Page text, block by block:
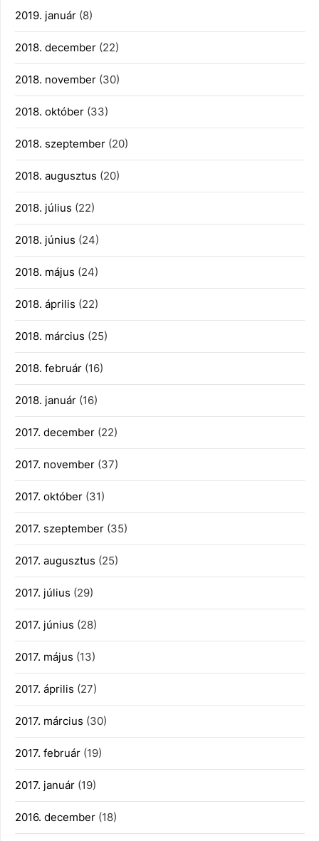
2019. január (8)
2018. december (22)
2018. november (30)
2018. október (33)
2018. szeptember (20)
2018. augusztus (20)
2018. július (22)
2018. június (24)
2018. május (24)
2018. április (22)
2018. március (25)
2018. február (16)
2018. január (16)
2017. december (22)
2017. november (37)
2017. október (31)
2017. szeptember (35)
2017. augusztus (25)
2017. július (29)
2017. június (28)
2017. május (13)
2017. április (27)
2017. március (30)
2017. február (19)
2017. január (19)
2016. december (18)